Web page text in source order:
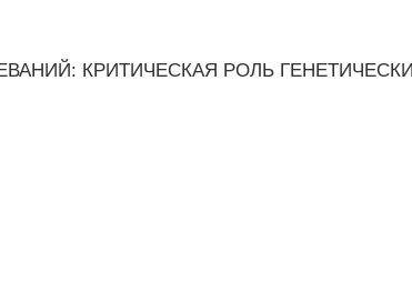
КРИТИЧЕСКАЯ РОЛЬ